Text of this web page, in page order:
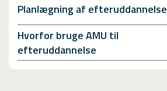
Planlægning af efteruddannelse
Hvorfor bruge AMU til
efteruddannelse